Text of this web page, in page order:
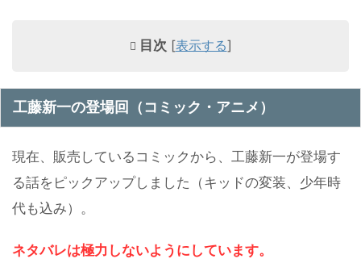
目次 [表示する]
工藤新一の登場回（コミック・アニメ）
現在、販売しているコミックから、工藤新一が登場す
る話をピックアップしました（キッドの変装、少年時
代も込み）。
ネタバレは極力しないようにしています。